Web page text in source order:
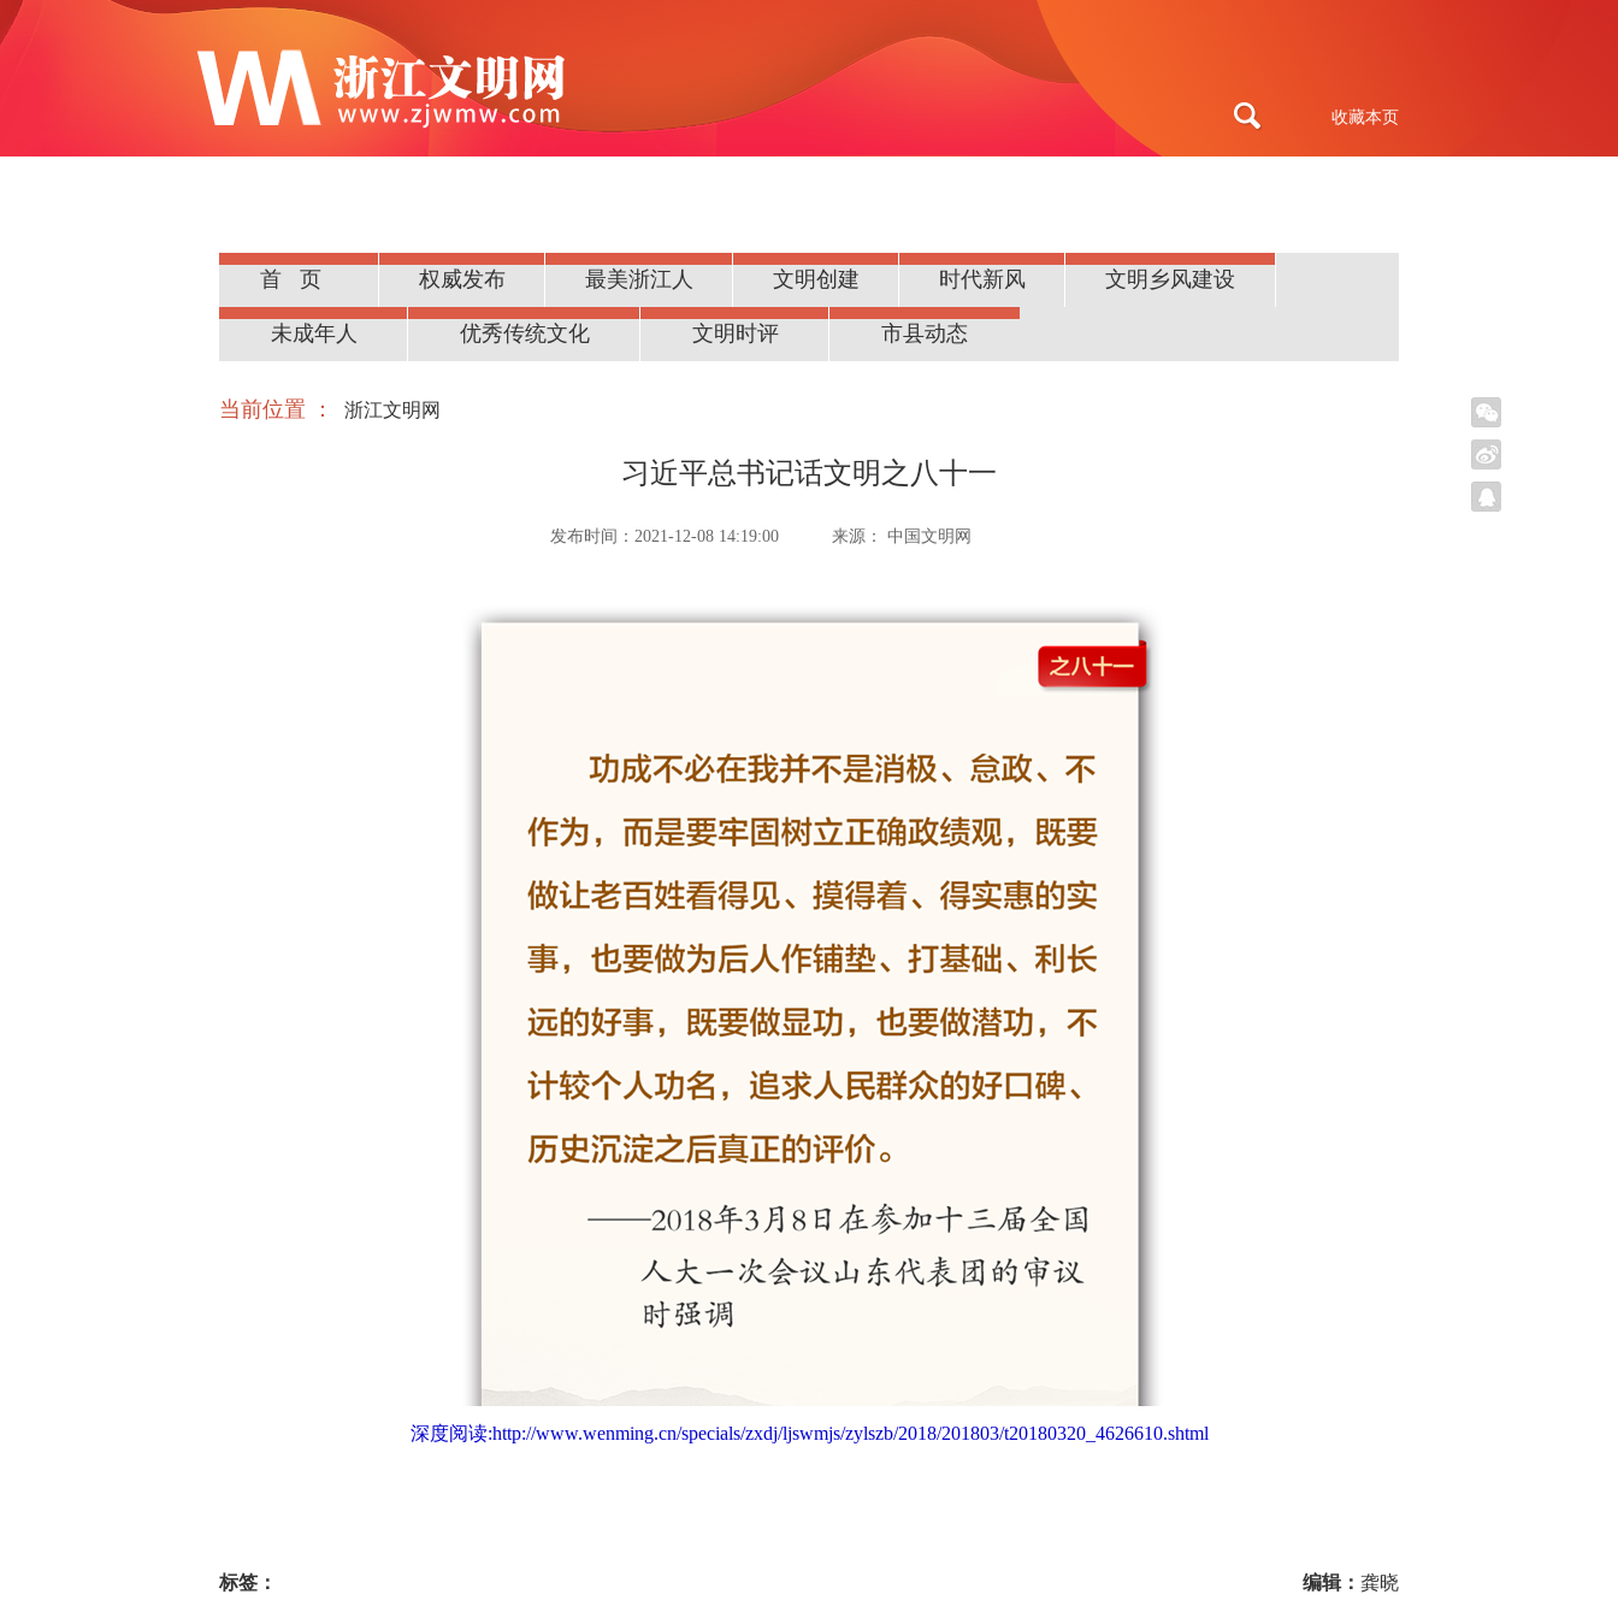
收藏本页
首页 权威发布 最美浙江人 文明创建 时代新风 文明乡风建设
公民道德
未成年人 优秀传统文化 文明时评 市县动态
当前位置 ： 浙江文明网
习近平总书记话文明之八十一
发布时间：2021-12-08 14:19:00 来源： 中国文明网
深度阅读:http://www.wenming.cn/specials/zxdj/ljswmjs/zylszb/2018/201803/t20180320_4626610.shtml
标签： 编辑： 龚晓